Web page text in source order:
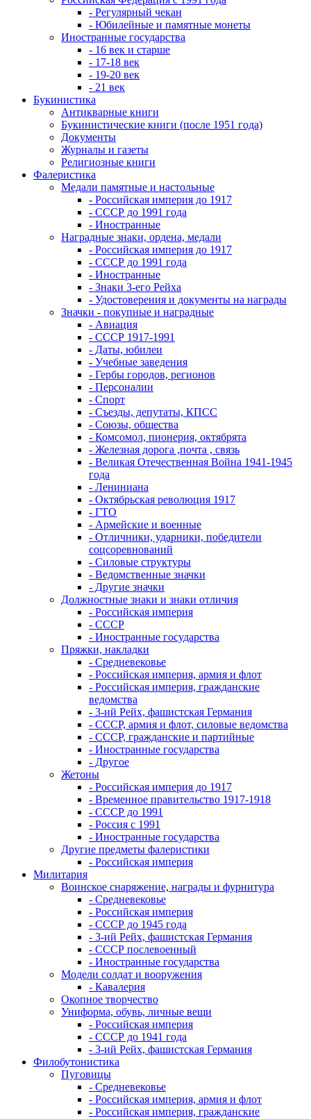
- Регулярный чекан
- Юбилейные и памятные монеты
Иностранные государства
- 16 век и старше
- 17-18 век
- 19-20 век
- 21 век
Букинистика
Антикварные книги
Букинистические книги (после 1951 года)
Документы
Журналы и газеты
Религиозные книги
Фалеристика
Медали памятные и настольные
- Российская империя до 1917
- СССР до 1991 года
- Иностранные
Наградные знаки, ордена, медали
- Российская империя до 1917
- СССР до 1991 года
- Иностранные
- Знаки 3-его Рейха
- Удостоверения и документы на награды
Значки - покупные и наградные
- Авиация
- СССР 1917-1991
- Даты, юбилеи
- Учебные заведения
- Гербы городов, регионов
- Персоналии
- Спорт
- Съезды, депутаты, КПСС
- Союзы, общества
- Комсомол, пионерия, октябрята
- Железная дорога ,почта , связь
- Великая Отечественная Война 1941-1945
года
- Лениниана
- Октябрьская революция 1917
- ГТО
- Армейские и военные
- Отличники, ударники, победители
соцсоревнований
- Силовые структуры
- Ведомственные значки
- Другие значки
Должностные знаки и знаки отличия
- Российская империя
- СССР
- Иностранные государства
Пряжки, накладки
- Средневековье
- Российская империя, армия и флот
- Российская империя, гражданские
ведомства
- 3-ий Рейх, фашистская Германия
- СССР, армия и флот, силовые ведомства
- СССР, гражданские и партийные
- Иностранные государства
- Другое
Жетоны
- Российская империя до 1917
- Временное правительство 1917-1918
- СССР до 1991
- Россия с 1991
- Иностранные государства
Другие предметы фалеристики
- Российская империя
Милитария
Воинское снаряжение, награды и фурнитура
- Средневековье
- Российская империя
- СССР до 1945 года
- 3-ий Рейх, фашистская Германия
- СССР послевоенный
- Иностранные государства
Модели солдат и вооружения
- Кавалерия
Окопное творчество
Униформа, обувь, личные вещи
- Российская империя
- СССР до 1941 года
- 3-ий Рейх, фашистская Германия
Филобутонистика
Пуговицы
- Средневековье
- Российская империя, армия и флот
- Российская империя, гражданские